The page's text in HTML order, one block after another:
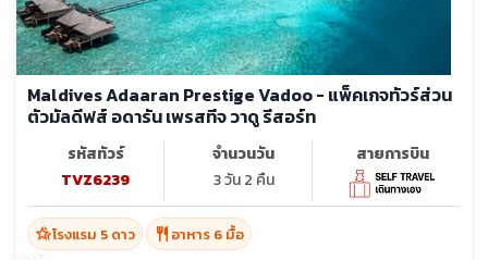
Maldives Adaaran Prestige Vadoo - แพ็คเกจทัวร์ส่วน
ตัวมัลดีฟส์ อดารัน เพรสทีจ วาดู รีสอร์ท
รหัสทัวร์
TVZ6239
จำนวนวัน
3 วัน 2 คืน
สายการบิน
hotel_classโรงแรม 5 ดาว restaurant อาหาร 6 มื้อ